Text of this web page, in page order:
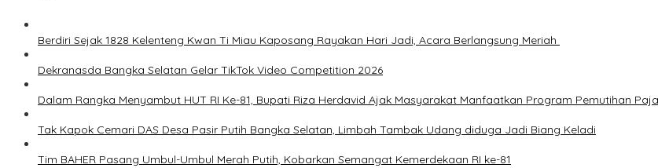
Berdiri Sejak 1828 Kelenteng Kwan Ti Miau Kaposang Rayakan Hari Jadi, Acara Berlangsung Meriah
Dekranasda Bangka Selatan Gelar TikTok Video Competition 2026
Dalam Rangka Menyambut HUT RI Ke-81, Bupati Riza Herdavid Ajak Masyarakat Manfaatkan Program Pemutihan
Tak Kapok Cemari DAS Desa Pasir Putih Bangka Selatan, Limbah Tambak Udang diduga Jadi Biang Keladi
Tim BAHER Pasang Umbul-Umbul Merah Putih, Kobarkan Semangat Kemerdekaan RI ke-81